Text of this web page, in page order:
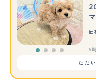
価
5
ただ